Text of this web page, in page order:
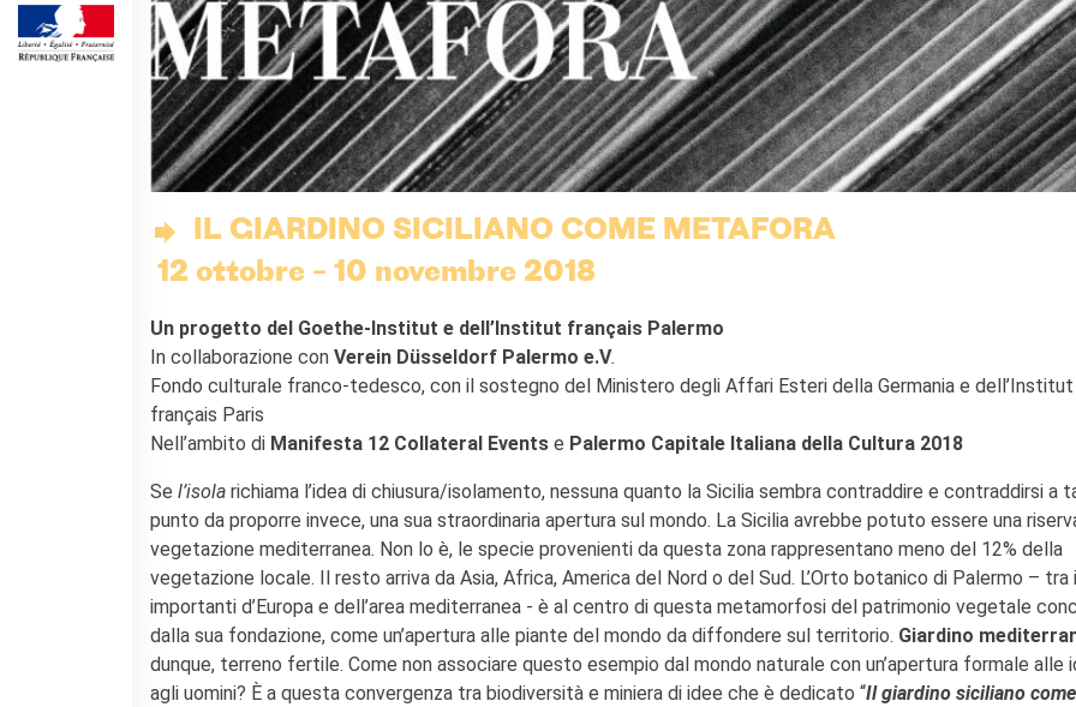
MÉDIATHÈQUE
Culturethèque
PARCOURS EN FRANÇAIS
Activités pour la classe
Atelier
Certifications
Formations pour les
profs
Mobilité
UNIVERSITÉ
Coopération universitaire
Étudier en France
Soggiorni linguistici in
Francia
PALERME
Atelier Panormos - La
Bottega
Appels à candidatures
Résidences 2026
Résidences passées
Chantiers culturels à la
Zisa
IL GIARDINO SICILIANO COME METAFORA
12 ottobre – 10 novembre 2018
Un progetto del Goethe-Institut e dell’Institut français Palermo
In collaborazione con Verein Düsseldorf Palermo e.V.
Fondo culturale franco-tedesco, con il sostegno del Ministero degli Affari Esteri della Germania e dell’Institut
français Paris
Nell’ambito di Manifesta 12 Collateral Events e Palermo Capitale Italiana della Cultura 2018
Se l’isola richiama l’idea di chiusura/isolamento, nessuna quanto la Sicilia sembra contraddire e contraddirsi a
punto da proporre invece, una sua straordinaria apertura sul mondo. La Sicilia avrebbe potuto essere una
vegetazione mediterranea. Non lo è, le specie provenienti da questa zona rappresentano meno del 12% della
vegetazione locale. Il resto arriva da Asia, Africa, America del Nord o del Sud. L’Orto botanico di Palermo – tra
importanti d’Europa e dell’area mediterranea - è al centro di questa metamorfosi del patrimonio vegetale
dalla sua fondazione, come un’apertura alle piante del mondo da diffondere sul territorio. Giardino
dunque, terreno fertile. Come non associare questo esempio dal mondo naturale con un’apertura formale alle
agli uomini? È a questa convergenza tra biodiversità e miniera di idee che è dedicato “Il giardino siciliano come